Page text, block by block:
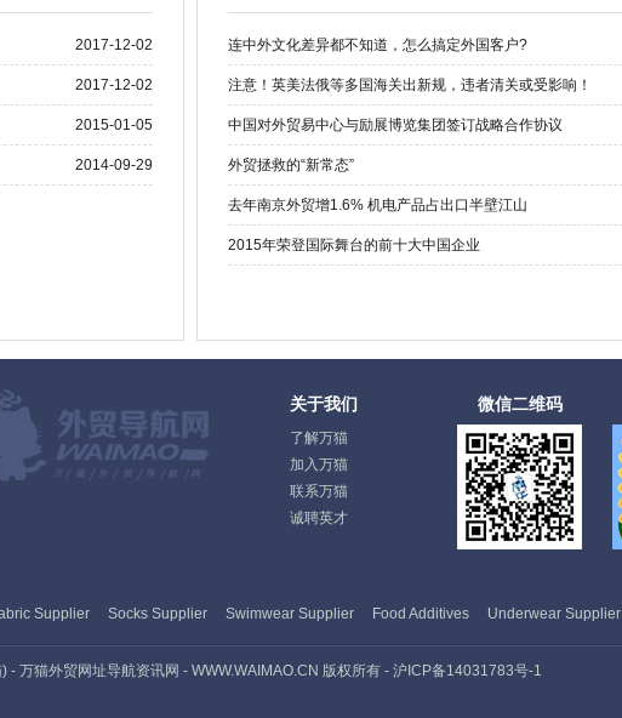
2017-12-02
2017-12-02
2015-01-05
2014-09-29
连中外文化差异都不知道，怎么搞定外国客户?
注意！英美法俄等多国海关出新规，违者清关或受影响！
中国对外贸易中心与励展博览集团签订战略合作协议
外贸拯救的“新常态”
去年南京外贸增1.6% 机电产品占出口半壁江山
2015年荣登国际舞台的前十大中国企业
关于我们
了解万猫
加入万猫
联系万猫
诚聘英才
微信二维码
Supplier Socks Supplier Swimwear Supplier Food Additives Underwear Supplier
万猫外贸网址导航资讯网 - WWW.WAIMAO.CN 版权所有 - 沪ICP备14031783号-1